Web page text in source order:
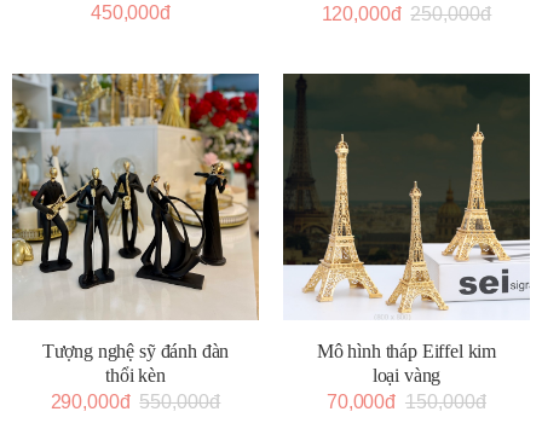
450,000đ
120,000đ 250,000đ
Tượng nghệ sỹ đánh đàn
thổi kèn
290,000đ 550,000đ
Mô hình tháp Eiffel kim
loại vàng
70,000đ 150,000đ